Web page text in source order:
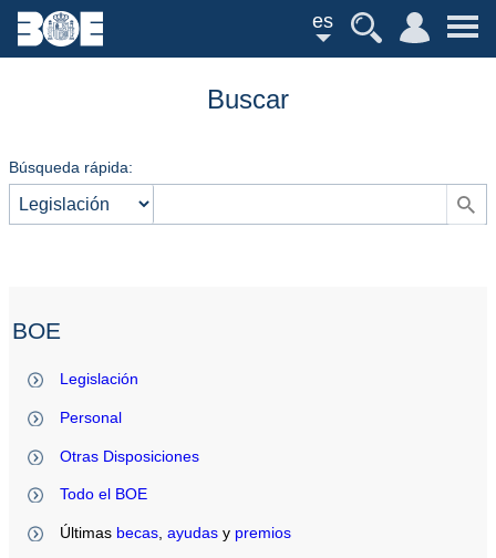
es
Buscar
Búsqueda rápida:
BOE
Legislación
Personal
Otras Disposiciones
Todo el BOE
Últimas becas ,ayudas y premios